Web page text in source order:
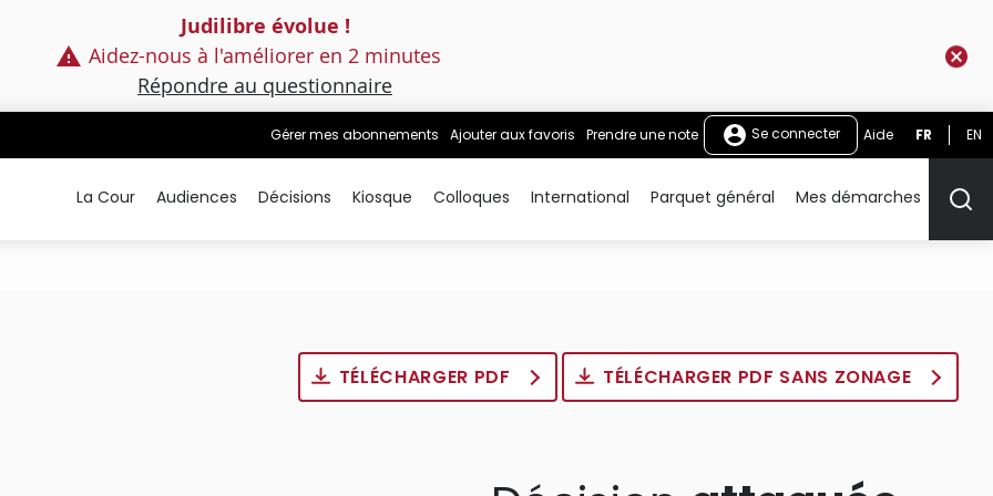
Judilibre évolue !
Aidez-nous à l'améliorer en 2 minutes
Répondre au questionnaire
Gérer mes abonnements Ajouter aux favoris Prendre une note Se connecter Aide FR EN
La Cour Audiences Décisions Kiosque Colloques International Parquet général Mes démarches
TÉLÉCHARGER PDF TÉLÉCHARGER PDF SANS ZONAGE